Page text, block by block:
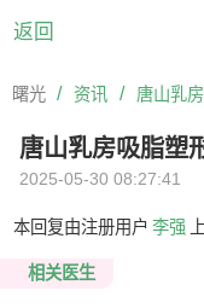
返回
曙光 / 资讯 /
唐山乳房吸脂塑
2025-05-30 08:27:41
本回复由注册用户 李强
相关医生